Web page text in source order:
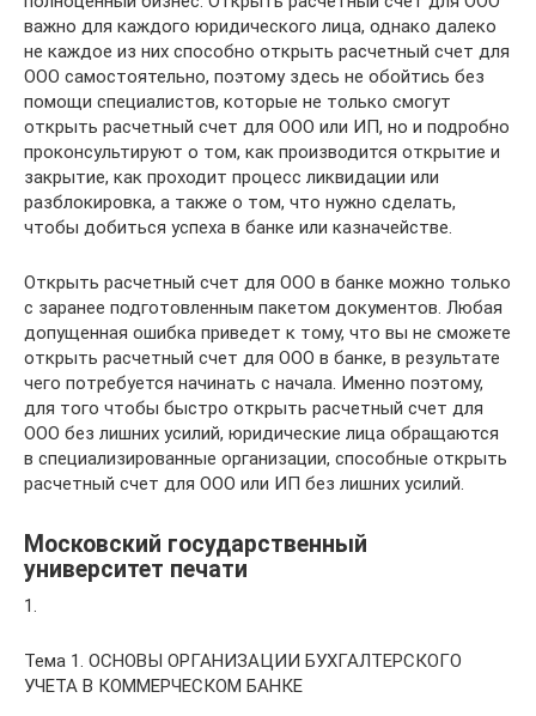
важно для каждого юридического лица, однако далеко
не каждое из них способно открыть расчетный счет для
ООО самостоятельно, поэтому здесь не обойтись без
помощи специалистов, которые не только смогут
открыть расчетный счет для ООО или ИП, но и подробно
проконсультируют о том, как производится открытие и
закрытие, как проходит процесс ликвидации или
разблокировка, а также о том, что нужно сделать,
чтобы добиться успеха в банке или казначействе.
Открыть расчетный счет для ООО в банке можно только
с заранее подготовленным пакетом документов. Любая
допущенная ошибка приведет к тому, что вы не сможете
открыть расчетный счет для ООО в банке, в результате
чего потребуется начинать с начала. Именно поэтому,
для того чтобы быстро открыть расчетный счет для
ООО без лишних усилий, юридические лица обращаются
в специализированные организации, способные открыть
расчетный счет для ООО или ИП без лишних усилий.
Московский государственный
университет печати
1.
Тема 1. ОСНОВЫ ОРГАНИЗАЦИИ БУХГАЛТЕРСКОГО
УЧЕТА В КОММЕРЧЕСКОМ БАНКЕ